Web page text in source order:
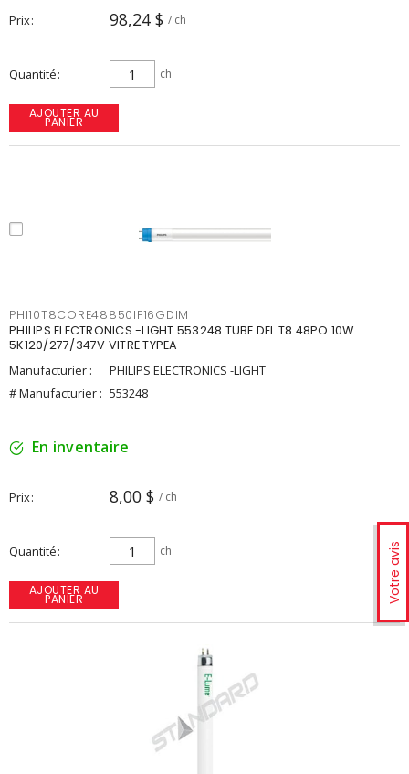
Votre avis
Prix 98,24 $ / ch
Quantité ch
AJOUTER AU
PANIER
PHI10T8CORE48850IF16GDIM
PHILIPS ELECTRONICS -LIGHT 553248 TUBE DEL T8 48PO 10W
5K120/277/347V VITRE TYPEA
Manufacturier :
PHILIPS ELECTRONICS -LIGHT
# Manufacturier : 553248
En inventaire
Prix 8,00 $ / ch
Quantité ch
AJOUTER AU
PANIER